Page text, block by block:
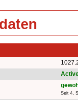
Seit 4.